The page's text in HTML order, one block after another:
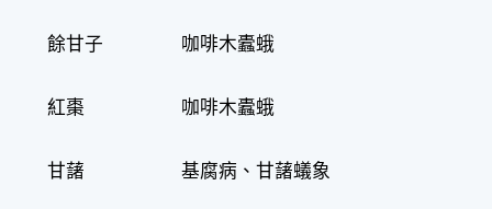
餘甘子 咖啡木蠹蛾
紅棗 咖啡木蠹蛾
甘藷 基腐病、甘藷蟻象